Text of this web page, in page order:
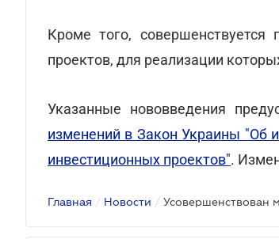
Кроме того, совершенствуется
проектов, для реализации
Указанные нововведения
изменений в Закон Украины "Об
инвестиционных проектов".
Главная / Новости /